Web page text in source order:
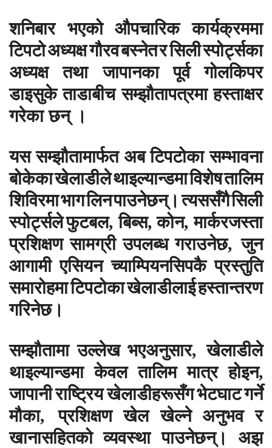
शनिबार भएको औपचारिक कार्यक्रममा
टिपटोअध्यक्षगौरवबस्नेतरसिलीस्पोर्ट्सका
अध्यक्ष
तथा जापानका पूर्व
गोलकिपर
डाइसुके ताडाबीच सम्झौतापत्रमा हस्ताक्षर
गरेका छन् ।
यस सम्झौतामार्फत अब टिपटोका सम्भावना
बोकेकाखेलाडीलेथाइल्यान्डमाविशेषतालिम
शिविरमाभागलिनपाउनेछन्। त्यससँगैसिली
स्पोर्ट्सलेफुटबल,बिब्स,कोन,मार्करजस्ता
प्रशिक्षण सामग्री उपलब्ध गराउनेछ,जुन
आगामी एसियन च्याम्पियनसिपकै प्रस्तुति
समारोहमाटिपटोकाखेलाडीलाईहस्तान्तरण
गरिनेछ।
सम्झौतामा उल्लेख भएअनुसार,खेलाडीले
थाइल्यान्डमा केवल तालिम मात्र होइन,
जापानीराष्ट्रियखेलाडीहरूसँगभेटघाटगर्ने
मौका,प्रशिक्षण खेल खेल्ने अनुभव र
खानासहितको व्यवस्था पाउनेछन्।
अझ